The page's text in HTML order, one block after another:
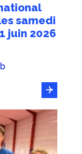
samedi
juin 2026